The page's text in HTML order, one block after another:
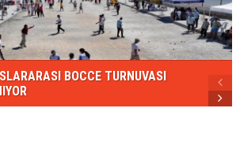
BOCCE TURNUVASI